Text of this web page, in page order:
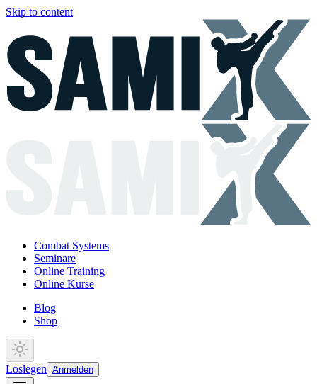
Skip to content
Combat Systems
Seminare
Online Training
Online Kurse
Blog
Shop
Loslegen Anmelden